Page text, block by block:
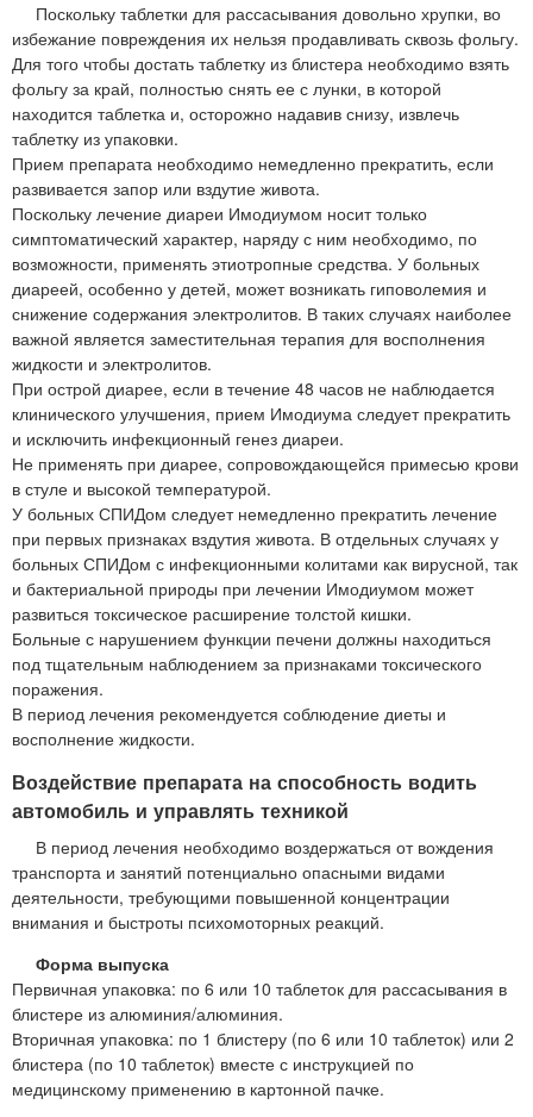
Поскольку таблетки для рассасывания довольно хрупки, во
избежание повреждения их нельзя продавливать сквозь фольгу.
Для того чтобы достать таблетку из блистера необходимо взять
фольгу за край, полностью снять ее с лунки, в которой
находится таблетка и, осторожно надавив снизу, извлечь
таблетку из упаковки.
Прием препарата необходимо немедленно прекратить, если
развивается запор или вздутие живота.
Поскольку лечение диареи Имодиумом носит только
симптоматический характер, наряду с ним необходимо, по
возможности, применять этиотропные средства. У больных
диареей, особенно у детей, может возникать гиповолемия и
снижение содержания электролитов. В таких случаях наиболее
важной является заместительная терапия для восполнения
жидкости и электролитов.
При острой диарее, если в течение 48 часов не наблюдается
клинического улучшения, прием Имодиума следует прекратить
и исключить инфекционный генез диареи.
Не применять при диарее, сопровождающейся примесью крови
в стуле и высокой температурой.
У больных СПИДом следует немедленно прекратить лечение
при первых признаках вздутия живота. В отдельных случаях у
больных СПИДом с инфекционными колитами как вирусной, так
и бактериальной природы при лечении Имодиумом может
развиться токсическое расширение толстой кишки.
Больные с нарушением функции печени должны находиться
под тщательным наблюдением за признаками токсического
поражения.
В период лечения рекомендуется соблюдение диеты и
восполнение жидкости.
Воздействие препарата на способность водить
автомобиль и управлять техникой
В период лечения необходимо воздержаться от вождения
транспорта и занятий потенциально опасными видами
деятельности, требующими повышенной концентрации
внимания и быстроты психомоторных реакций.
Форма выпуска
Первичная упаковка: по 6 или 10 таблеток для рассасывания в
блистере из алюминия/алюминия.
Вторичная упаковка: по 1 блистеру (по 6 или 10 таблеток) или 2
блистера (по 10 таблеток) вместе с инструкцией по
медицинскому применению в картонной пачке.